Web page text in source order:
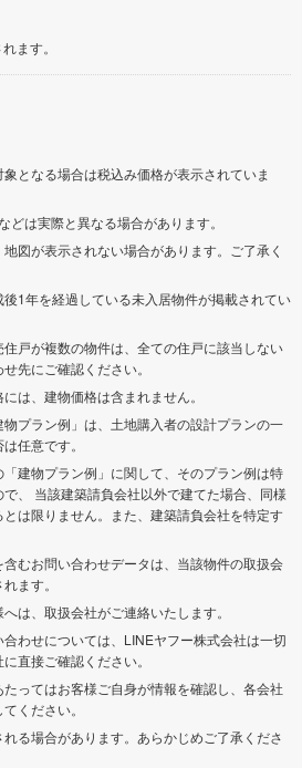
ます。
となる場合は税込み価格が表示されていま
は実際と異なる場合があります。
図が表示されない場合があります。ご了承く
後1年を経過している未入居物件が掲載されてい
住戸が複数の物件は、全ての住戸に該当しない
先にご確認ください。
は、建物価格は含まれません。
物プラン例」は、土地購入者の設計プランの一
任意です。
「建物プラン例」に関して、そのプラン例は特
、 当該建築請負会社以外で建てた場合、同様
は限りません。また、建築請負会社を特定す
むお問い合わせデータは、当該物件の取扱会
ます。
は、取扱会社がご連絡いたします。
わせについては、LINEヤフー株式会社は一切
直接ご確認ください。
ってはお客様ご自身が情報を確認し、各会社
ください。
る場合があります。あらかじめご了承くださ